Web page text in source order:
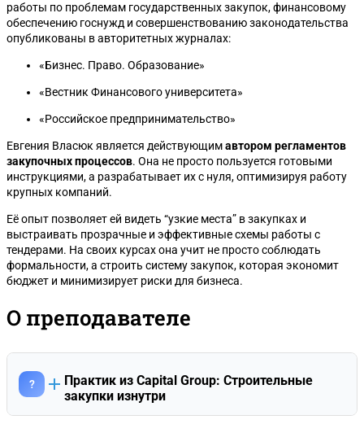
работы по проблемам государственных закупок, финансовому
обеспечению госнужд и совершенствованию законодательства
опубликованы в авторитетных журналах:
«Бизнес. Право. Образование»
«Вестник Финансового университета»
«Российское предпринимательство»
Евгения Власюк является действующимавтором регламентов
закупочных процессов. Она не просто пользуется готовыми
инструкциями, а разрабатывает их с нуля, оптимизируя работу
крупных компаний.
Её опыт позволяет ей видеть “узкие места” в закупках и
выстраивать прозрачные и эффективные схемы работы с
тендерами. На своих курсах она учит не просто соблюдать
формальности, а строить систему закупок, которая экономит
бюджет и минимизирует риски для бизнеса.
О преподавателе
?
Практик из Capital Group: Строительные
закупки изнутри